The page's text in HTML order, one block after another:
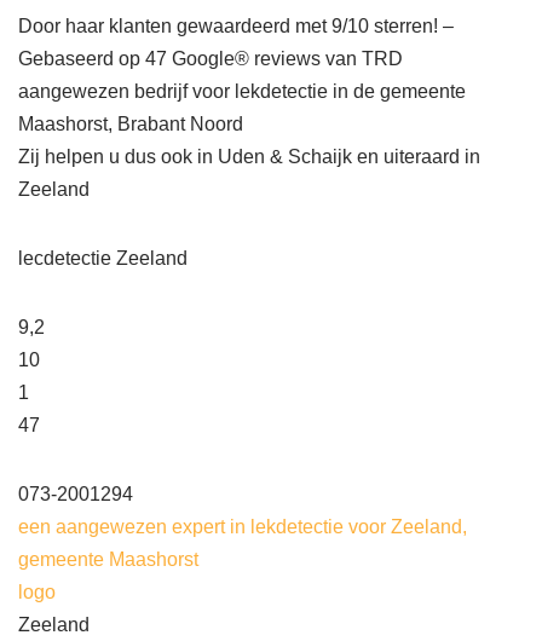
Door haar klanten gewaardeerd met 9/10 sterren! –
Gebaseerd op 47 Google® reviews van TRD
aangewezen bedrijf voor lekdetectie in de gemeente
Maashorst, Brabant Noord
Zij helpen u dus ook in Uden & Schaijk en uiteraard in
Zeeland
lecdetectie Zeeland
9,2
10
1
47
073-2001294
een aangewezen expert in lekdetectie voor Zeeland,
gemeente Maashorst
logo
Zeeland